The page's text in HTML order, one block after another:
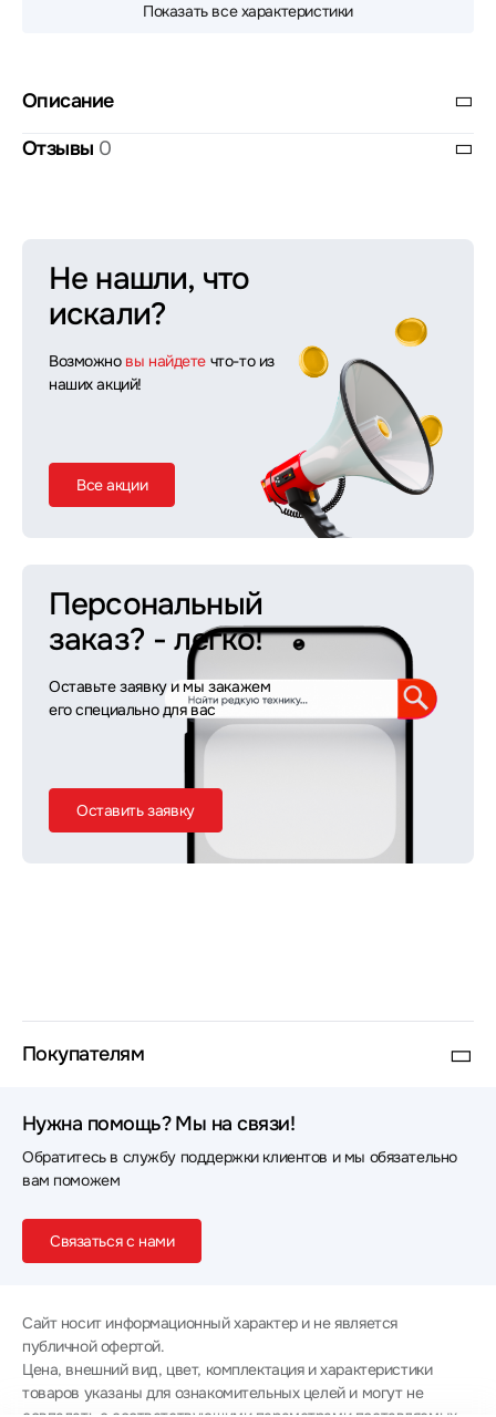
Показать все характеристики
Описание
Отзывы 0
Не нашли, что
искали?
Возможно вы найдете что-то из
наших акций!
Все акции
Персональный
заказ? - легко!
Оставьте заявку и мы закажем
его специально для вас
Оставить заявку
Покупателям
Нужна помощь? Мы на связи!
Обратитесь в службу поддержки клиентов и мы обязательно
вам поможем
Связаться с нами
Сайт носит информационный характер и не является
публичной офертой.
Цена, внешний вид, цвет, комплектация и характеристики
товаров указаны для ознакомительных целей и могут не